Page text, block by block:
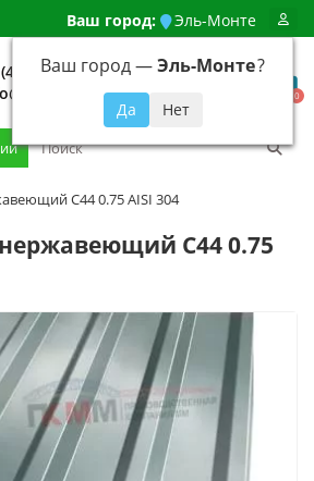
Ваш город: Эль-Монте
Ваш город —Эль-Монте?
648-92-94
0
С44 0.75 AISI 304
С44 0.75